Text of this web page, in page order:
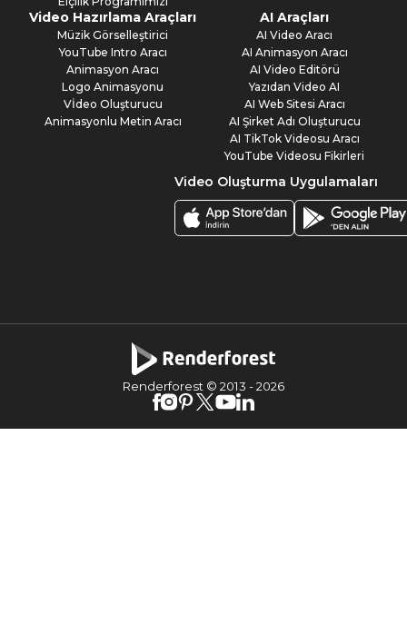
Video Hazırlama Araçları
Müzik Görselleştirici
YouTube Intro Aracı
Animasyon Aracı
Logo Animasyonu
Vİdeo Oluşturucu
Animasyonlu Metin Aracı
AI Araçları
AI Video Aracı
AI Animasyon Aracı
AI Video Editörü
Yazıdan Video AI
AI Web Sitesi Aracı
AI Şirket Adı Oluşturucu
AI TikTok Videosu Aracı
YouTube Videosu Fikirleri
Video Oluşturma Uygulamaları
Renderforest © 2013 -2026